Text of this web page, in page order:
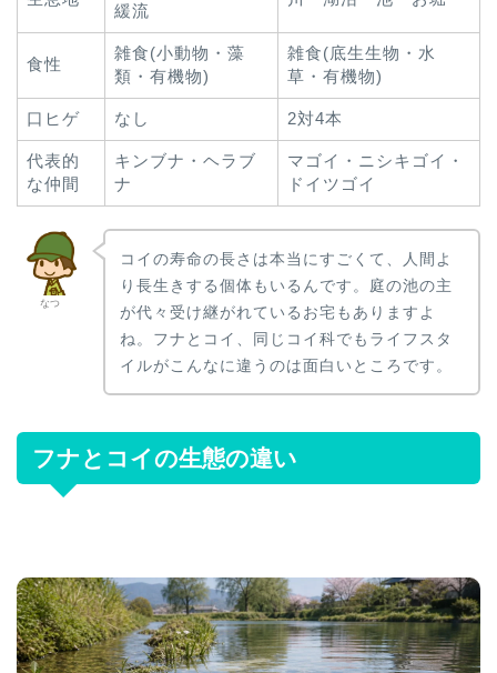
緩流
食性
雑食(小動物・藻
類・有機物)
雑食(底生生物・水
草・有機物)
口ヒゲ なし 2対4本
代表的
な仲間
キンブナ・ヘラブ
ナ
マゴイ・ニシキゴイ・
ドイツゴイ
なつ
コイの寿命の長さは本当にすごくて、人間よ
り長生きする個体もいるんです。庭の池の主
が代々受け継がれているお宅もありますよ
ね。フナとコイ、同じコイ科でもライフスタ
イルがこんなに違うのは面白いところです。
フナとコイの生態の違い